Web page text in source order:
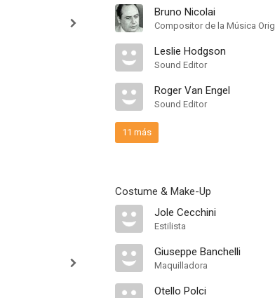
Bruno Nicolai
Leslie Hodgson
Sound Editor
Roger Van Engel
Sound Editor
11 más
Costume & Make-Up
Jole Cecchini
Estilista
Giuseppe Banchelli
Maquilladora
Otello Polci